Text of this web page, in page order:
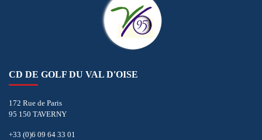
CD DE GOLF DU VAL D'OISE
172 Rue de Paris
95 150 TAVERNY
+33 (0)6 09 64 33 01